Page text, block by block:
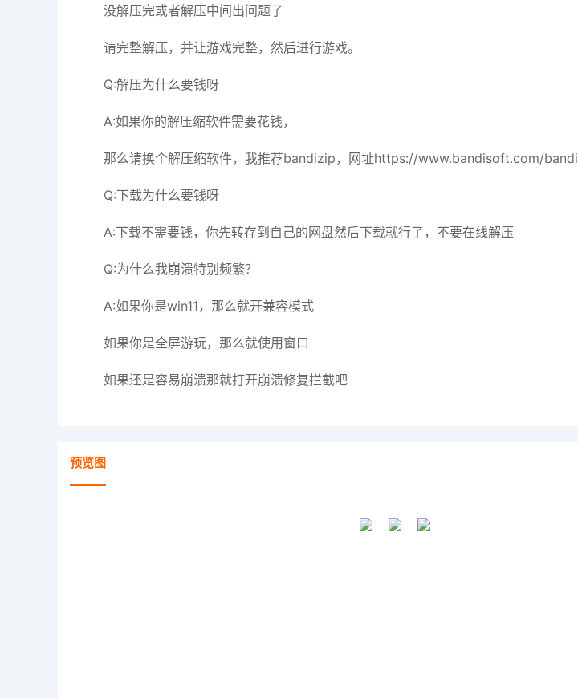
没解压完或者解压中间出问题了
请完整解压，并让游戏完整，然后进行游戏。
Q:解压为什么要钱呀
A:如果你的解压缩软件需要花钱，
那么请换个解压缩软件，我推荐bandizip，网址https://www.bandisoft.com/
Q:下载为什么要钱呀
A:下载不需要钱，你先转存到自己的网盘然后下载就行了，不要在线解压
Q:为什么我崩溃特别频繁？
A:如果你是win11，那么就开兼容模式
如果你是全屏游玩，那么就使用窗口
如果还是容易崩溃那就打开崩溃修复拦截吧
预览图